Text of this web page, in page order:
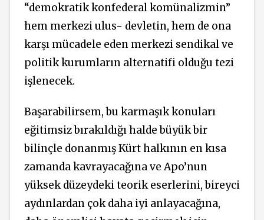
“demokratik konfederal komünalizmin”
hem merkezi ulus- devletin, hem de ona
karşı mücadele eden merkezi sendikal ve
politik kurumların alternatifi olduğu tezi
işlenecek.
Başarabilirsem, bu karmaşık konuları
eğitimsiz bırakıldığı halde büyük bir
bilinçle donanmış Kürt halkının en kısa
zamanda kavrayacağına ve Apo’nun
yüksek düzeydeki teorik eserlerini, bireyci
aydınlardan çok daha iyi anlayacağına,